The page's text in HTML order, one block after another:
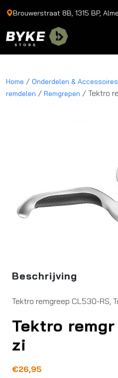
Brouwerstraat 8B, 1315 BP,
Home / Onderdelen & Accessoires
remdelen / Remgrepen / Tektro
Beschrijving
Tektro remgreep CL530-RS,
Tektro
zi
€26,95